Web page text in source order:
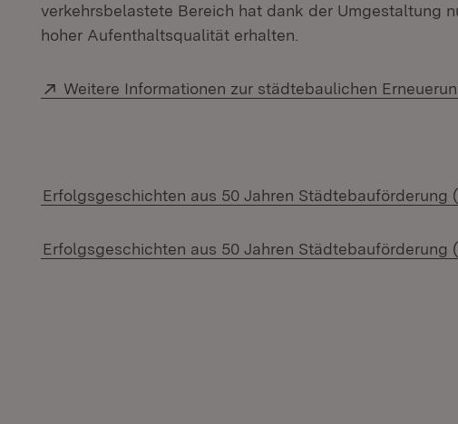
verkehrsbelastete Bereich hat dank der Umgestaltung
hoher Aufenthaltsqualität erhalten.
Extern:
Weitere Informationen zur städtebaulichen
Erfolgsgeschichten aus 50 Jahren Städtebauförderung
Erfolgsgeschichten aus 50 Jahren Städtebauförderung